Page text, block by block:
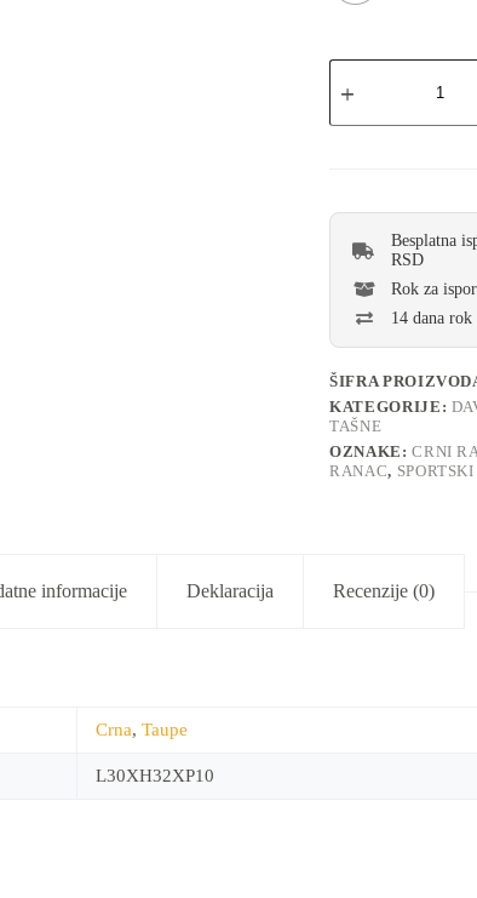
Besplatna
RSD
Rok za
14 dana
ŠIFRA
KATEGORIJE:
TAŠNE
OZNAKE:CRNI
RANAC, SPORTSKI
informacije Deklaracija Recenzije (0)
Crna, Taupe
L30XH32XP10